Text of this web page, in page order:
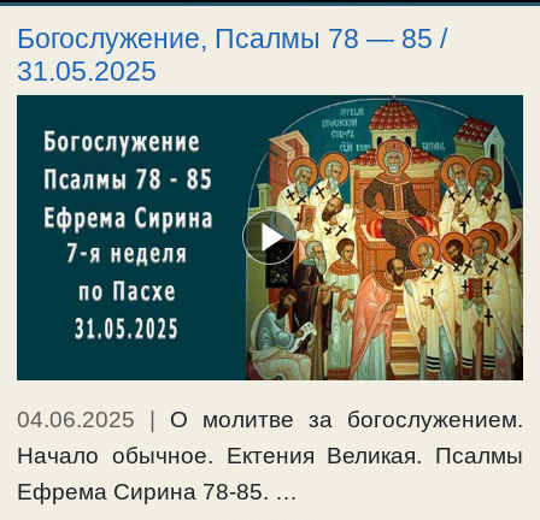
Богослужение, Псалмы 78 — 85 /
31.05.2025
04.06.2025
О молитве за богослужением.
Начало обычное. Ектения Великая. Псалмы
Ефрема Сирина 78-85. …